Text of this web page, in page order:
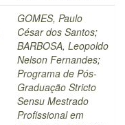
GOMES, Paulo
César dos Santos;
BARBOSA, Leopoldo
Nelson Fernandes;
Programa de Pós-
Graduação Stricto
Sensu Mestrado
Profissional em